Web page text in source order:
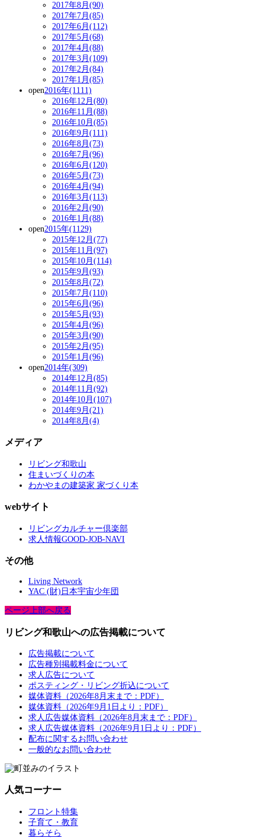
2017年8月(90)
2017年7月(85)
2017年6月(112)
2017年5月(68)
2017年4月(88)
2017年3月(109)
2017年2月(84)
2017年1月(85)
open2016年(1111)
2016年12月(80)
2016年11月(88)
2016年10月(85)
2016年9月(111)
2016年8月(73)
2016年7月(96)
2016年6月(120)
2016年5月(73)
2016年4月(94)
2016年3月(113)
2016年2月(90)
2016年1月(88)
open2015年(1129)
2015年12月(77)
2015年11月(97)
2015年10月(114)
2015年9月(93)
2015年8月(72)
2015年7月(110)
2015年6月(96)
2015年5月(93)
2015年4月(96)
2015年3月(90)
2015年2月(95)
2015年1月(96)
open2014年(309)
2014年12月(85)
2014年11月(92)
2014年10月(107)
2014年9月(21)
2014年8月(4)
メディア
リビング和歌山
住まいづくりの本
わかやまの建築家 家づくり本
webサイト
リビングカルチャー倶楽部
求人情報GOOD-JOB-NAVI
その他
Living Network
YAC (財)日本宇宙少年団
ページ上部へ戻る
リビング和歌山への広告掲載について
広告掲載について
広告種別掲載料金について
求人広告について
ポスティング・リビング折込について
媒体資料（2026年8月末まで：PDF）
媒体資料（2026年9月1日より：PDF）
求人広告媒体資料（2026年8月末まで：PDF）
求人広告媒体資料（2026年9月1日より：PDF）
配布に関するお問い合わせ
一般的なお問い合わせ
人気コーナー
フロント特集
子育て・教育
暮らそら